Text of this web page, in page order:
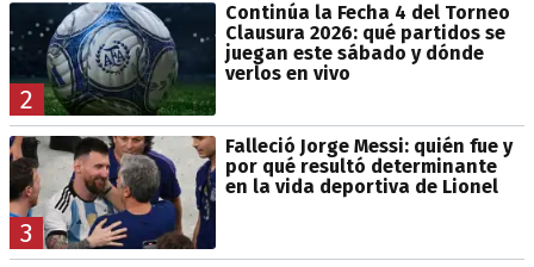
2
Continúa la Fecha 4 del Torneo
Clausura 2026: qué partidos se
juegan este sábado y dónde
verlos en vivo
3
Falleció Jorge Messi: quién fue y
por qué resultó determinante
en la vida deportiva de Lionel